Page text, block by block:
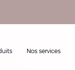
Nos services